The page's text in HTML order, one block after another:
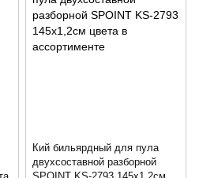
Кий бильярдный для пула
двухсоставной разборной